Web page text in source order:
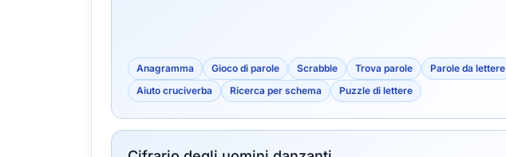
Anagramma Gioco di parole Scrabble Trova parole
Parole da lettere
Aiuto cruciverba
Ricerca per schema Puzzle di lettere